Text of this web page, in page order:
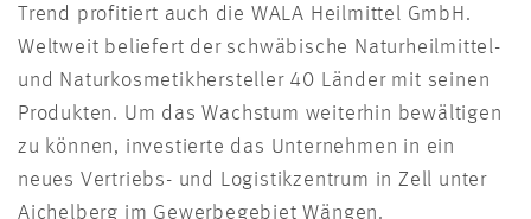
Trend profitiert auch die WALA Heilmittel GmbH.
Weltweit beliefert der schwäbische Naturheilmittel-
und Naturkosmetikhersteller 40 Länder mit seinen
Produkten. Um das Wachstum weiterhin bewältigen
zu können, investierte das Unternehmen in ein
neues Vertriebs- und Logistikzentrum in Zell unter
Aichelberg im Gewerbegebiet Wängen.